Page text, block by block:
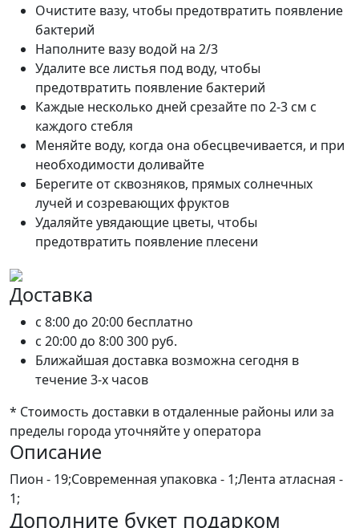
Очистите вазу, чтобы предотвратить появление
бактерий
Наполните вазу водой на 2/3
Удалите все листья под воду, чтобы
предотвратить появление бактерий
Каждые несколько дней срезайте по 2-3 см с
каждого стебля
Меняйте воду, когда она обесцвечивается, и при
необходимости доливайте
Берегите от сквозняков, прямых солнечных
лучей и созревающих фруктов
Удаляйте увядающие цветы, чтобы
предотвратить появление плесени
Доставка
c 8:00 до 20:00 бесплатно
c 20:00 до 8:00300 руб.
Ближайшая доставка возможна сегодня в
течение 3-х часов
* Стоимость доставки в отдаленные районы или за
пределы города уточняйте у оператора
Описание
Пион - 19;Современная упаковка - 1;Лента атласная -
1;
Дополните букет подарком